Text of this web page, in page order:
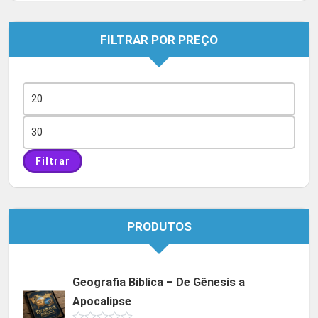
FILTRAR POR PREÇO
mínimo
máximo
Filtrar
PRODUTOS
Geografia Bíblica – De Gênesis a
Apocalipse